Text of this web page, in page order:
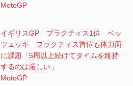
MotoGP
イギリスGP プラクティス1位 ベッ
ツェッキ プラクティス首位も体力面
に課題「5周以上続けてタイムを維持
するのは厳しい」
MotoGP